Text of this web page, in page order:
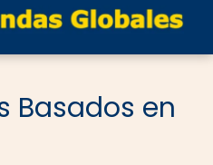
Basados en